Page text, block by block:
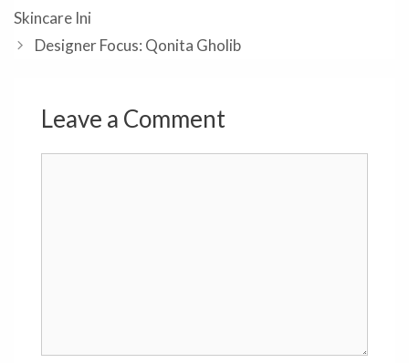
Skincare Ini
Designer Focus: Qonita Gholib
Leave a Comment